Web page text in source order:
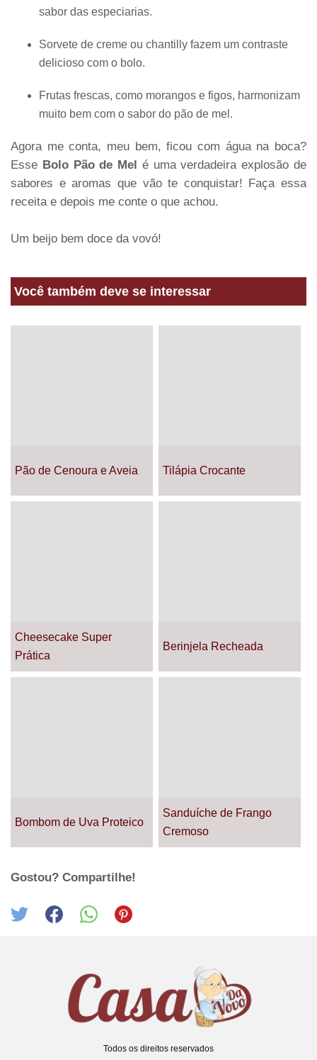
sabor das especiarias.
Sorvete de creme ou chantilly fazem um contraste
delicioso com o bolo.
Frutas frescas, como morangos e figos, harmonizam
muito bem com o sabor do pão de mel.
Agora me conta, meu bem, ficou com água na boca?
Esse Bolo Pão de Mel é uma verdadeira explosão de
sabores e aromas que vão te conquistar! Faça essa
receita e depois me conte o que achou.
Um beijo bem doce da vovó!
Você também deve se interessar
Pão de Cenoura e Aveia Tilápia Crocante
Cheesecake Super
Prática
Berinjela Recheada
Bombom de Uva Proteico
Sanduíche de Frango
Cremoso
Gostou? Compartilhe!
Todos os direitos reservados